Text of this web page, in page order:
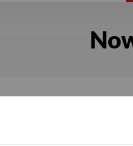
Inwestycja USD